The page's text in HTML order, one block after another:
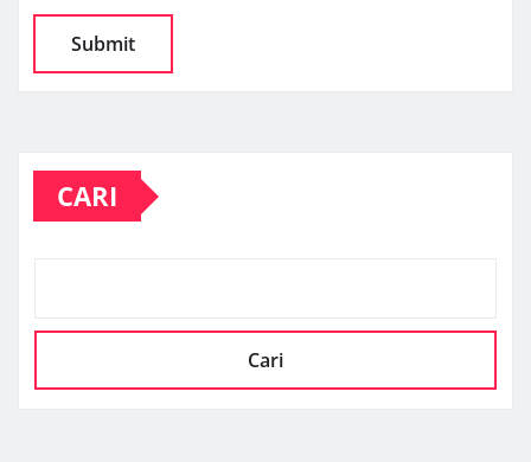
CARI
Cari